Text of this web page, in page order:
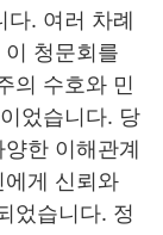
다. 여러 차례
청문회를
의 수호와 민
었습니다. 당
한 이해관계
게 신뢰와
었습니다. 정